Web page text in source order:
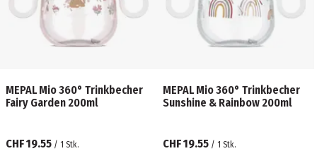
MEPAL Mio 360° Trinkbecher
Fairy Garden 200ml
CHF 19.55 / 1 Stk.
MEPAL Mio 360° Trinkbecher
Sunshine & Rainbow 200ml
CHF 19.55 / 1 Stk.